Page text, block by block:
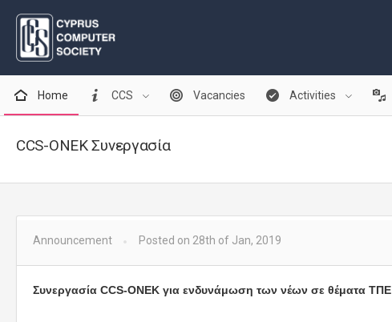
Home CCS Vacancies Activities
CCS-ONEK Συνεργασία
Announcement Posted on 28th of Jan, 2019
Συνεργασία CCS-ONEK για ενδυνάμωση των νέων σε θέματα ΤΠΕ